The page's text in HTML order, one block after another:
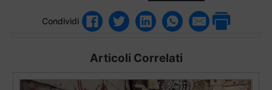
Condividi
Articoli Correlati